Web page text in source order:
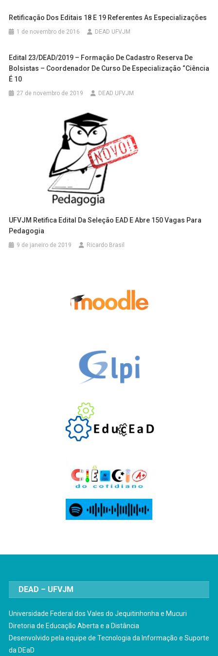
Retificação Dos Editais 18 E 19 Referentes As Especializações
1 de novembro de 2016 DEAD UFVJM
Edital 23/DEAD/2019 – Formação De Cadastro Reserva De
Bolsistas – Coordenador De Curso De Especialização “Ciência
É 10
27 de novembro de 2019 DEAD UFVJM
UFVJM Retifica Edital Da Seleção EAD E Abre 150 Vagas Para
Pedagogia
9 de janeiro de 2019 Ricardo Brasil
DEAD – UFVJM
Universidade Federal dos Vales do Jequitinhonha e Mucuri
Diretoria de Educação Aberta e a Distância
Desenvolvido pela equipe de Tecnologia da Informação e Suporte
da DEaD